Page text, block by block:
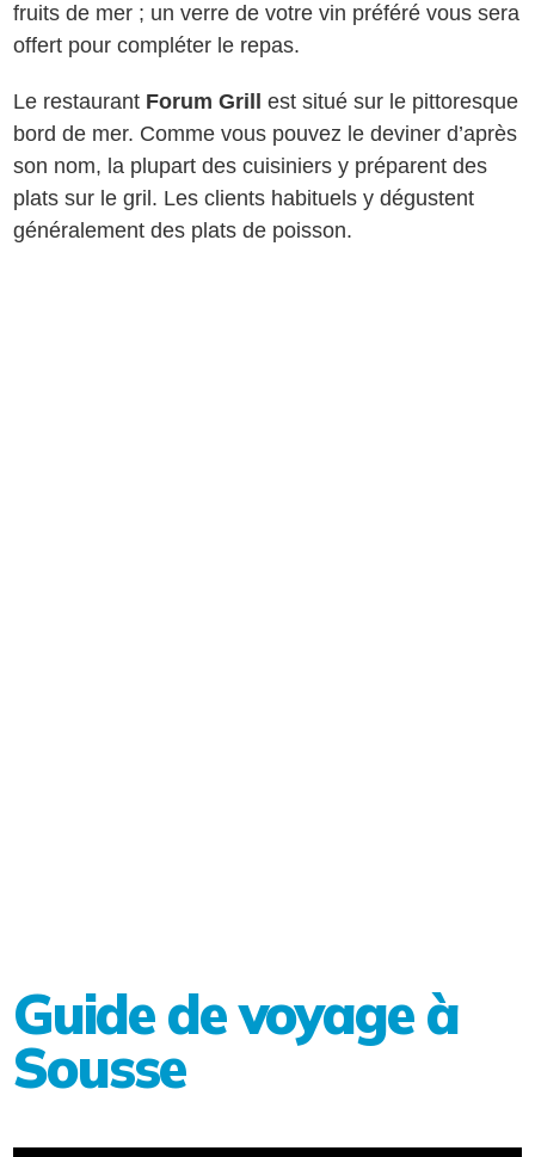
fruits de mer ; un verre de votre vin préféré vous sera
offert pour compléter le repas.
Le restaurant Forum Grill est situé sur le pittoresque
bord de mer. Comme vous pouvez le deviner d’après
son nom, la plupart des cuisiniers y préparent des
plats sur le gril. Les clients habituels y dégustent
généralement des plats de poisson.
Guide de voyage à
Sousse